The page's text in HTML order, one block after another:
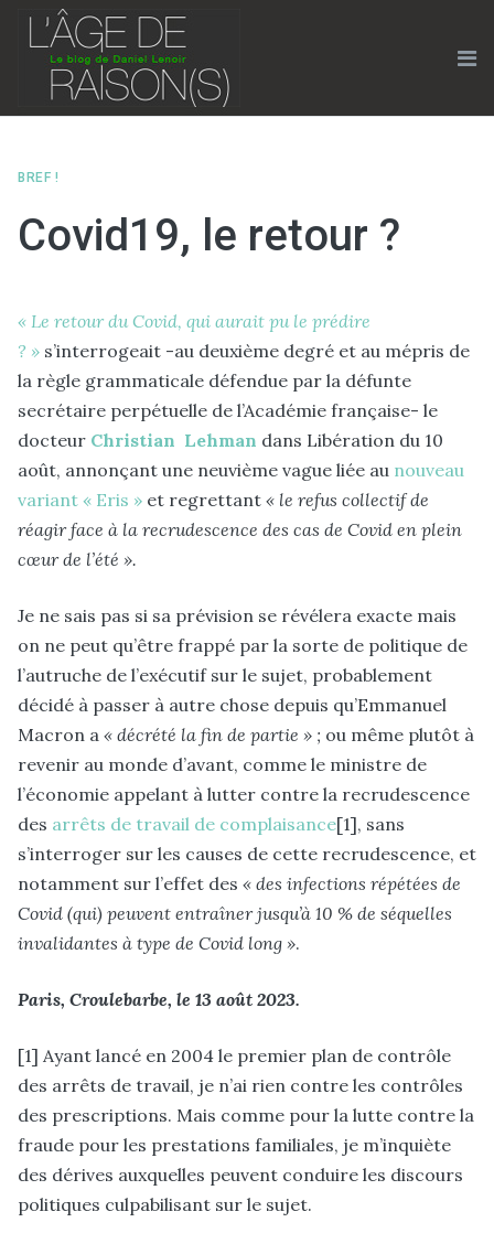
Skip
content
BREF !
Covid19, le retour ?
« Le retour du Covid, qui aurait pu le prédire
? » s’interrogeait -au deuxième degré et au mépris de
la règle grammaticale défendue par la défunte
secrétaire perpétuelle de l’Académie française- le
docteur Christian Lehman dans Libération du 10
août, annonçant une neuvième vague liée au nouveau
variant « Eris » et regrettant « le refus collectif de
réagir face à la recrudescence des cas de Covid en plein
cœur de l’été ».
Je ne sais pas si sa prévision se révélera exacte mais
on ne peut qu’être frappé par la sorte de politique de
l’autruche de l’exécutif sur le sujet, probablement
décidé à passer à autre chose depuis qu’Emmanuel
Macron a « décrété la fin de partie » ; ou même plutôt à
revenir au monde d’avant, comme le ministre de
l’économie appelant à lutter contre la recrudescence
des arrêts de travail de complaisance[1], sans
s’interroger sur les causes de cette recrudescence, et
notamment sur l’effet des « des infections répétées de
Covid (qui) peuvent entraîner jusqu’à 10 % de séquelles
invalidantes à type de Covid long ».
Paris, Croulebarbe, le 13 août 2023.
[1] Ayant lancé en 2004 le premier plan de contrôle
des arrêts de travail, je n’ai rien contre les contrôles
des prescriptions. Mais comme pour la lutte contre la
fraude pour les prestations familiales, je m’inquiète
des dérives auxquelles peuvent conduire les discours
politiques culpabilisant sur le sujet.